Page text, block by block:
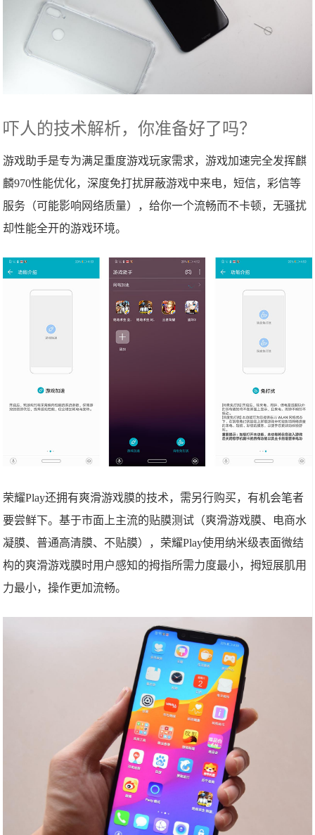
吓人的技术解析，你准备好了吗？
游戏助手是专为满足重度游戏玩家需求，游戏加速完全发挥麒
麟970性能优化，深度免打扰屏蔽游戏中来电，短信，彩信等
服务（可能影响网络质量），给你一个流畅而不卡顿，无骚扰
却性能全开的游戏环境。
荣耀Play还拥有爽滑游戏膜的技术，需另行购买，有机会笔者
要尝鲜下。基于市面上主流的贴膜测试（爽滑游戏膜、电商水
凝膜、普通高清膜、不贴膜），荣耀Play使用纳米级表面微结
构的爽滑游戏膜时用户感知的拇指所需力度最小，拇短展肌用
力最小，操作更加流畅。